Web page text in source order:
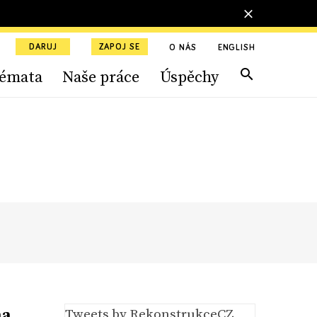
DARUJ ZAPOJ SE O NÁS ENGLISH
Naše práce Úspěchy